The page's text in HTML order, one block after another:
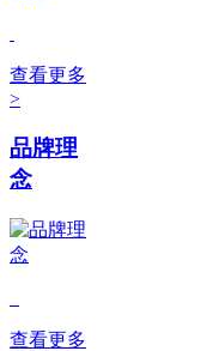
查看更多
>
品牌理
念
查看更多